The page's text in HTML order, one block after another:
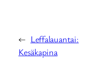
← Leffalauantai:
Kesäkapina